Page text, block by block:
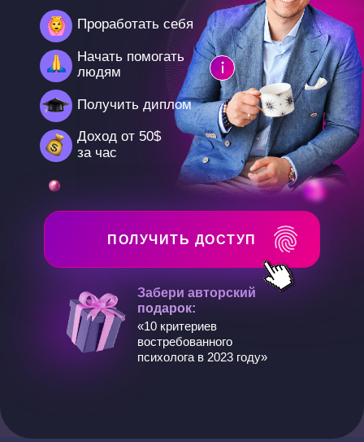
Проработать себя
Получить диплом
Начать помогать
людям
Доход от 50$
за час
Забери авторский
подарок:
«10 критериев
востребованного
психолога в 2023 году»
ПОЛУЧИТЬ ДОСТУП